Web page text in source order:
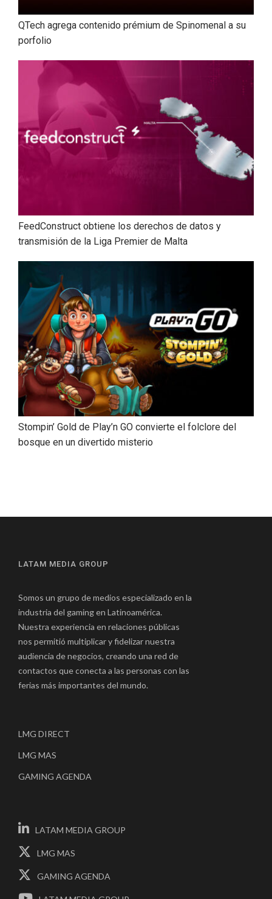
QTech agrega contenido prémium de Spinomenal a su
porfolio
FeedConstruct obtiene los derechos de datos y
transmisión de la Liga Premier de Malta
Stompin’ Gold de Play’n GO convierte el folclore del
bosque en un divertido misterio
LATAM MEDIA GROUP
Somos un grupo de medios especializado en la
industria del gaming en Latinoamérica.
Nuestra experiencia en relaciones públicas
nos permitió multiplicar y fidelizar nuestra
audiencia de negocios, creando una red de
contactos que conecta a las personas con las
ferias más importantes del mundo.
LMG DIRECT
LMG MAS
GAMING AGENDA
LATAM MEDIA GROUP
LMG MAS
GAMING AGENDA